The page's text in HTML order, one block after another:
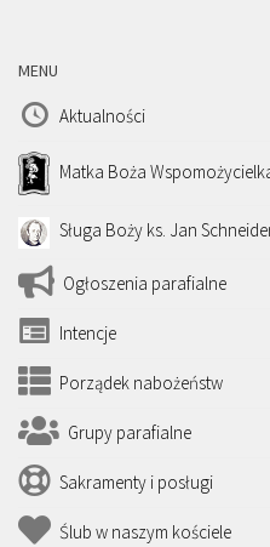
MENU
Aktualności
Matka Boża
Sługa Boży ks. Jan
Ogłoszenia parafialne
Intencje
Porządek nabożeństw
Grupy parafialne
Sakramenty i posługi
Ślub w naszym kościele